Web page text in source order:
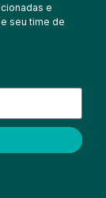
e
seu time de